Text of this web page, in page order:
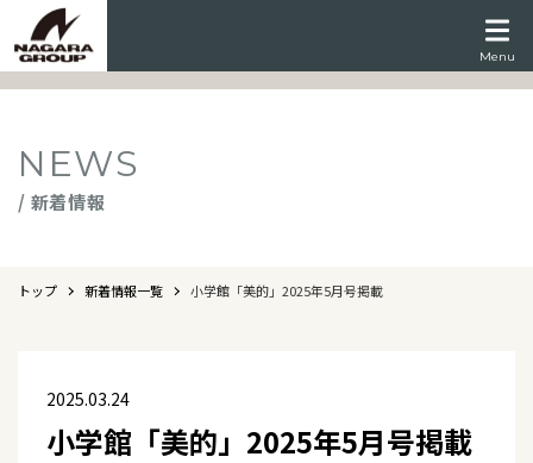
Menu
NEWS
/ 新着情報
トップ 新着情報一覧 小学館「美的」2025年5月号掲載
2025.03.24
小学館「美的」2025年5月号掲載